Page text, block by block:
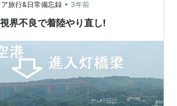
ても良い状況だった。 接地寸前に右に
アが地面に触れた…
旅行&日常備忘録 • 3年前
界不良で着陸やり直し!